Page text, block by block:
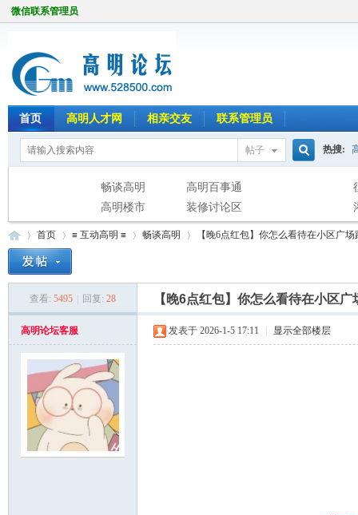
微信联系管理员
首页 高明人才网 相亲交友 联系管理员
帖子
索
热搜:
畅谈高明
高明百事通
高明楼市
装修讨论区
首页
›
≡ 互动高明 ≡ 畅谈高明
›
【晚6点红包】你怎么看待在小区广
查看: 5495 回复: 28 【晚6点红包】你怎么看待在小区
高明论坛客服 发表于 2026-1-5 17:11 显示全部楼层